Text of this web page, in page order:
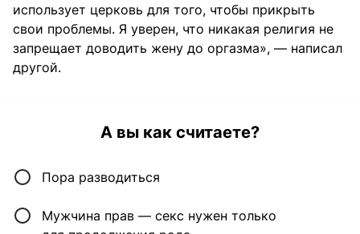
использует церковь для того, чтобы прикрыть
свои проблемы. Я уверен, что никакая религия не
запрещает доводить жену до оргазма», — написал
другой.
А вы как считаете?
Пора разводиться
Мужчина прав — секс нужен только